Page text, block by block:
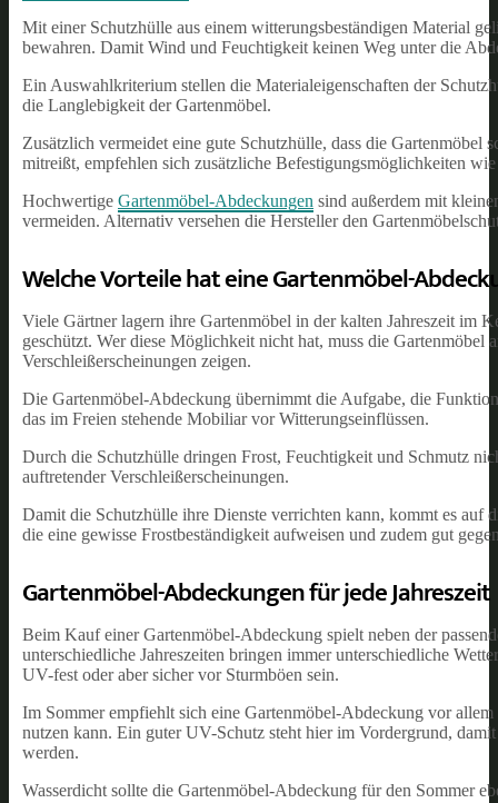
Mit einer Schutzhülle aus einem witterungsbeständigen Material
bewahren. Damit Wind und Feuchtigkeit keinen Weg unter die
Ein Auswahlkriterium stellen die Materialeigenschaften der
die Langlebigkeit der Gartenmöbel.
Zusätzlich vermeidet eine gute Schutzhülle, dass die
mitreißt, empfehlen sich zusätzliche Befestigungsmöglichkeiten
Hochwertige Gartenmöbel-Abdeckungen sind außerdem mit
vermeiden. Alternativ versehen die Hersteller den
Welche Vorteile hat eine Gartenmöbel-
Viele Gärtner lagern ihre Gartenmöbel in der kalten Jahreszeit im
geschützt. Wer diese Möglichkeit nicht hat, muss die
Verschleißerscheinungen zeigen.
Die Gartenmöbel-Abdeckung übernimmt die Aufgabe, die
das im Freien stehende Mobiliar vor Witterungseinflüssen.
Durch die Schutzhülle dringen Frost, Feuchtigkeit und Schmutz
auftretender Verschleißerscheinungen.
Damit die Schutzhülle ihre Dienste verrichten kann, kommt es auf
die eine gewisse Frostbeständigkeit aufweisen und zudem gut
Gartenmöbel-Abdeckungen für jede Jahreszeit
Beim Kauf einer Gartenmöbel-Abdeckung spielt neben der
unterschiedliche Jahreszeiten bringen immer unterschiedliche
UV-fest oder aber sicher vor Sturmböen sein.
Im Sommer empfiehlt sich eine Gartenmöbel-Abdeckung vor
nutzen kann. Ein guter UV-Schutz steht hier im Vordergrund,
werden.
Wasserdicht sollte die Gartenmöbel-Abdeckung für den Sommer